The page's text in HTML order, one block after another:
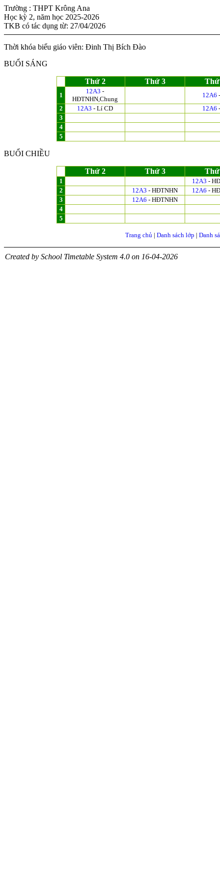
Trường : THPT Krông Ana
Học kỳ 2, năm học 2025-2026
TKB có tác dụng từ: 27/04/2026
Thời khóa biểu giáo viên: Đinh Thị Bích Đào
BUỔI SÁNG
Thứ 2 Thứ 3 Thứ
1
12A3 -
HĐTNHN,Chung
12A6
2
12A3 - Lí CD 12A6
3
4
5
BUỔI CHIỀU
Thứ 2 Thứ 3 Thứ
1 12A3 -
2
12A3 - HĐTNHN 12A6 -
3
12A6 - HĐTNHN
4
5
Trang chủ| Danh sách lớp | Danh
Created by School Timetable System 4.0 on 16-04-2026